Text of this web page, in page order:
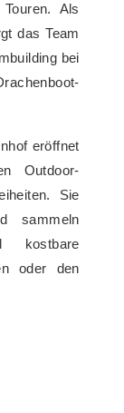
Als
das Team
bei
eröffnet
Outdoor-
Sie
sammeln
kostbare
oder den